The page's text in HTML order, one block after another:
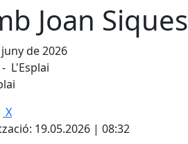
Joan Siques
de 2026
L'Esplai
X
19.05.2026 | 08:32